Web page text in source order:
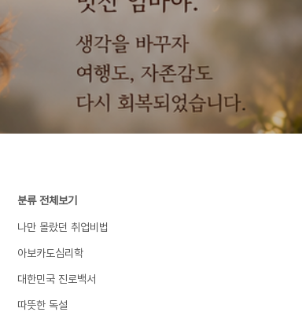
분류 전체보기
나만 몰랐던 취업비법
아보카도심리학
대한민국 진로백서
따뜻한 독설